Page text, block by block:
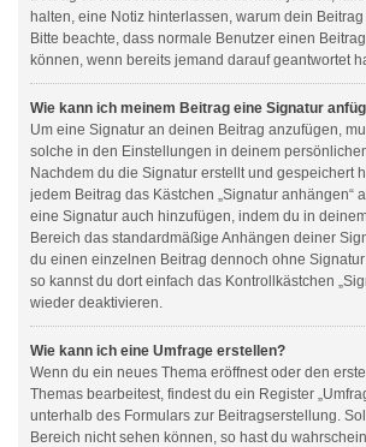
halten, eine Notiz hinterlassen, warum dein
Bitte beachte, dass normale Benutzer einen
können, wenn bereits jemand darauf geantwortet
Wie kann ich meinem Beitrag eine Signatur
Um eine Signatur an deinen Beitrag anzufügen,
solche in den Einstellungen in deinem
Nachdem du die Signatur erstellt und gespeichert
jedem Beitrag das Kästchen „Signatur anhängen“
eine Signatur auch hinzufügen, indem du in
Bereich das standardmäßige Anhängen deiner
du einen einzelnen Beitrag dennoch ohne
so kannst du dort einfach das Kontrollkästchen
wieder deaktivieren.
Wie kann ich eine Umfrage erstellen?
Wenn du ein neues Thema eröffnest oder den
Themas bearbeitest, findest du ein Register
unterhalb des Formulars zur Beitragserstellung.
Bereich nicht sehen können, so hast du